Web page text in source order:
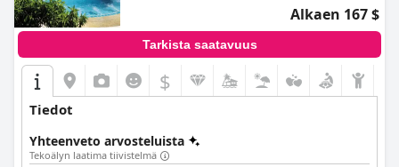
saumattomasti historiallinen viehätys, moitteeton palvelu ja
modernit mukavuudet. Se on edelleen erittäin suositeltava niille,
jotka etsivät aitoa ja unohtumatonta oleskelua George
Alkaen 167 $
Tarkista saatavuus
$
Tiedot
Yhteenveto arvosteluista
Tekoälyn laatima tiivistelmä